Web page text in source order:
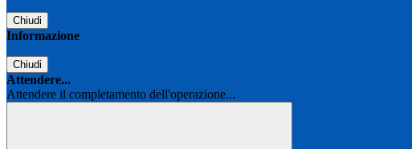
Chiudi
Informazione
Chiudi
Attendere...
Attendere il completamento dell'operazione...